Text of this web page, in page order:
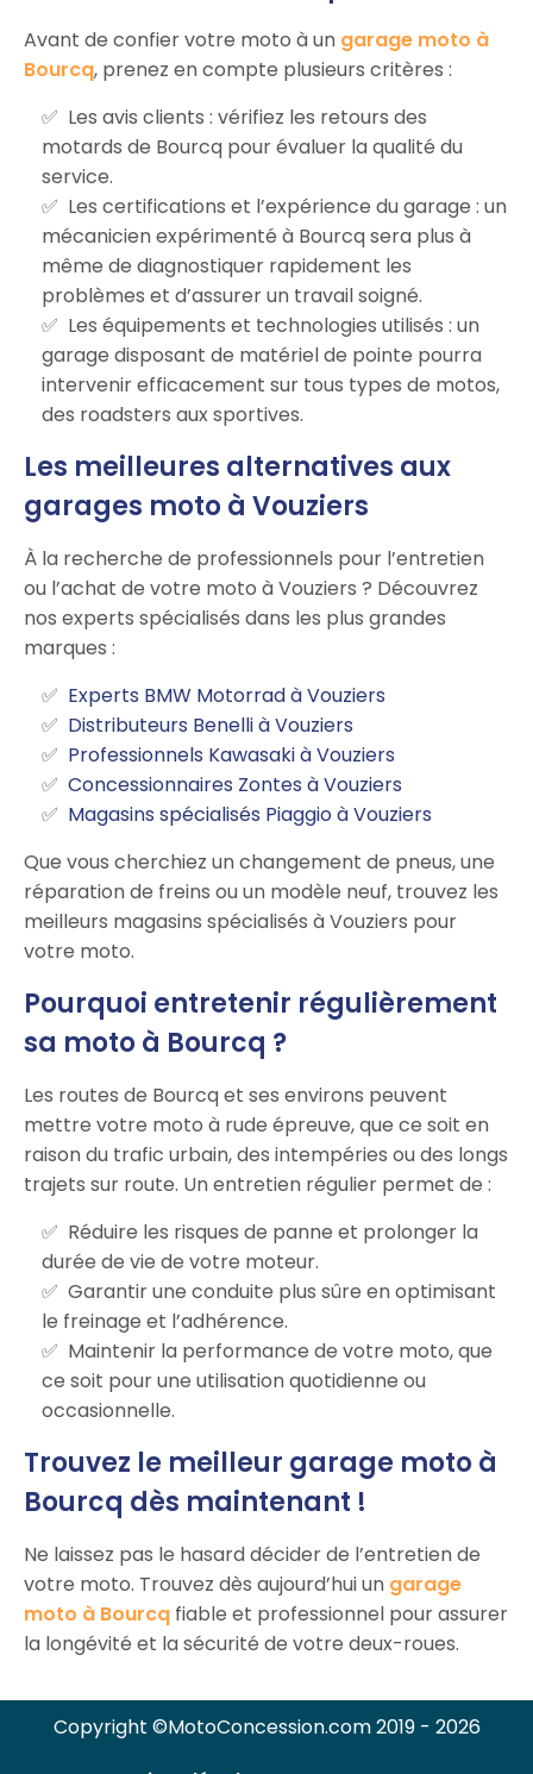
Avant de confier votre moto à un garage moto à
Bourcq, prenez en compte plusieurs critères :
Les avis clients : vérifiez les retours des
motards de Bourcq pour évaluer la qualité du
service.
Les certifications et l’expérience du garage : un
mécanicien expérimenté à Bourcq sera plus à
même de diagnostiquer rapidement les
problèmes et d’assurer un travail soigné.
Les équipements et technologies utilisés : un
garage disposant de matériel de pointe pourra
intervenir efficacement sur tous types de motos,
des roadsters aux sportives.
Les meilleures alternatives aux
garages moto à Vouziers
À la recherche de professionnels pour l’entretien
ou l’achat de votre moto à Vouziers ? Découvrez
nos experts spécialisés dans les plus grandes
marques :
Experts BMW Motorrad à Vouziers
Distributeurs Benelli à Vouziers
Professionnels Kawasaki à Vouziers
Concessionnaires Zontes à Vouziers
Magasins spécialisés Piaggio à Vouziers
Que vous cherchiez un changement de pneus, une
réparation de freins ou un modèle neuf, trouvez les
meilleurs magasins spécialisés à Vouziers pour
votre moto.
Pourquoi entretenir régulièrement
sa moto à Bourcq ?
Les routes de Bourcq et ses environs peuvent
mettre votre moto à rude épreuve, que ce soit en
raison du trafic urbain, des intempéries ou des longs
trajets sur route. Un entretien régulier permet de :
Réduire les risques de panne et prolonger la
durée de vie de votre moteur.
Garantir une conduite plus sûre en optimisant
le freinage et l’adhérence.
Maintenir la performance de votre moto, que
ce soit pour une utilisation quotidienne ou
occasionnelle.
Trouvez le meilleur garage moto à
Bourcq dès maintenant !
Ne laissez pas le hasard décider de l’entretien de
votre moto. Trouvez dès aujourd’hui un garage
moto à Bourcq fiable et professionnel pour assurer
la longévité et la sécurité de votre deux-roues.
Copyright ©MotoConcession.com 2019 - 2026